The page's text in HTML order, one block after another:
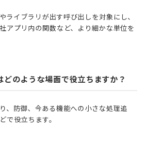
ライブラリが出す呼び出しを対象にし、
アプリ内の関数など、より細かな単位を
どのような場面で役立ちますか？
、防御、今ある機能への小さな処理追
で役立ちます。